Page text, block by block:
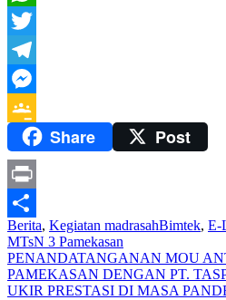
WhatsApp
Twitter
Telegram
Messenger
Google
Classroom
Share Post
Print
Share
Berita, Kegiatan madrasahBimtek, E-
MTsN 3 Pamekasan
Navigasi
pos
PENANDATANGANAN MOU
PAMEKASAN DENGAN PT.
UKIR PRESTASI DI MASA